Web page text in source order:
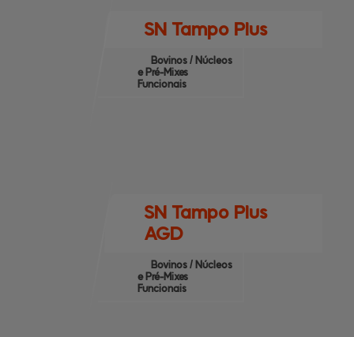
SN Tampo Plus
Bovinos / Núcleos
e Pré-Mixes
Funcionais
SN Tampo Plus
AGD
Bovinos / Núcleos
e Pré-Mixes
Funcionais